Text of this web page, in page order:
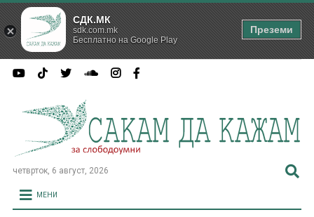
четврток, 6 август, 2026
МЕНИ
СДК.МК
sdk.com.mk
Бесплатно на Google Play
Преземи